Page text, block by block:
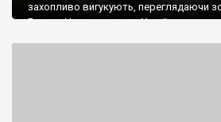
захопливо вигукують, переглядаючи
Буках: «Невже таке є в Україн